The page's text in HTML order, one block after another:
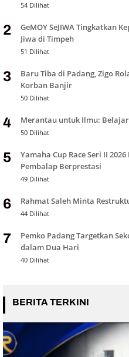
54 Dilihat
2
GeMOY SeJIWA Tingkatkan
Jiwa di Timpeh
51 Dilihat
3
Baru Tiba di Padang, Zigo
Korban Banjir
50 Dilihat
4 Merantau untuk Ilmu:
50 Dilihat
5
Yamaha Cup Race Seri II
Pembalap Berprestasi
49 Dilihat
6 Rahmat Saleh Minta
44 Dilihat
7
Pemko Padang Targetkan
dalam Dua Hari
40 Dilihat
BERITA TERKINI